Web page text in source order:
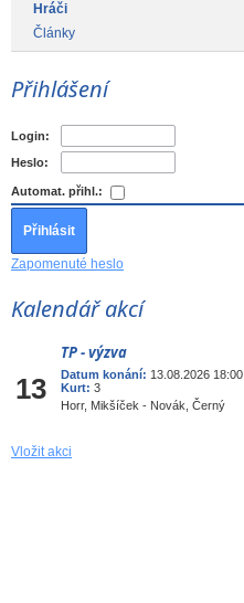
Hráči
Články
Přihlášení
Login:
Heslo:
Automat. přihl.:
Zapomenuté heslo
Kalendář akcí
13
TP - výzva
Datum konání: 13.08.2026 18:00
Kurt: 3
Horr, Mikšíček - Novák, Černý
Vložit akci